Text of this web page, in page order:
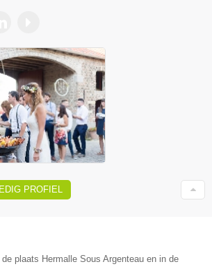
PROFIEL
plaats Hermalle Sous Argenteau en in de